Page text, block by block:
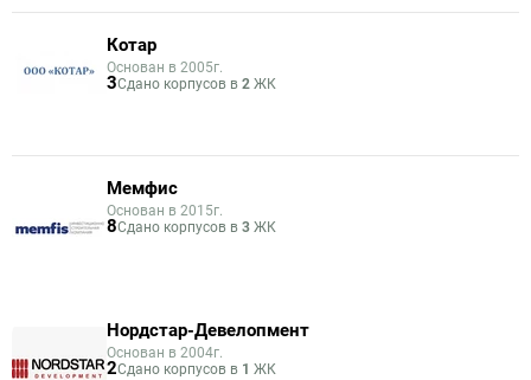
Котар
Основан в 2005г.
3Сдано корпусов в 2 ЖК
Мемфис
Основан в 2015г.
8Сдано корпусов в 3 ЖК
Нордстар-Девелопмент
Основан в 2004г.
2Сдано корпусов в 1 ЖК